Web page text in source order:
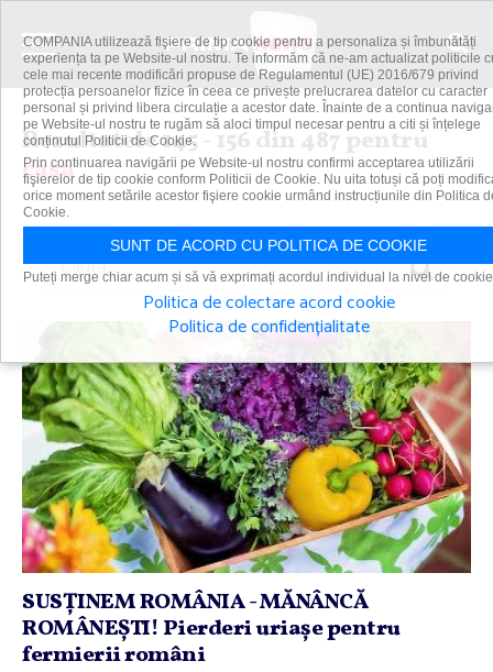
Rezultatele 145 - 156 din 487 pentru
casa
Caută
SUSŢINEM ROMÂNIA - MĂNÂNCĂ
ROMÂNEŞTI! Pierderi uriaşe pentru
fermierii români
COMPANIA utilizează fişiere de tip cookie pentru a personaliza și îmbunătăți
experiența ta pe Website-ul nostru. Te informăm că ne-am actualizat politicile
cele mai recente modificări propuse de Regulamentul (UE) 2016/679 privind
protecția persoanelor fizice în ceea ce privește prelucrarea datelor cu caracter
personal și privind libera circulație a acestor date. Înainte de a continua
pe Website-ul nostru te rugăm să aloci timpul necesar pentru a citi și înțelege
conținutul Politicii de Cookie.
Prin continuarea navigării pe Website-ul nostru confirmi acceptarea utilizării
fişierelor de tip cookie conform Politicii de Cookie. Nu uita totuși că poți
orice moment setările acestor fişiere cookie urmând instrucțiunile din Politica
Cookie.
SUNT DE ACORD CU POLITICA DE COOKIE
Puteți merge chiar acum și să vă exprimați acordul individual la nivel de
Politica de colectare acord cookie
Politica de confidențialitate